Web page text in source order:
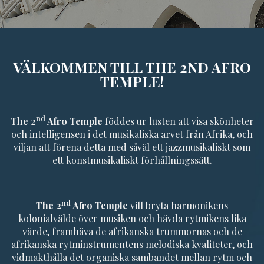
VÄLKOMMEN TILL THE 2ND AFRO
TEMPLE!
The 2nd Afro Temple föddes ur lusten att visa skönheter
och intelligensen i det musikaliska arvet från Afrika, och
viljan att förena detta med såväl ett jazzmusikaliskt som
ett konstmusikaliskt förhållningssätt.
The 2nd Afro Temple vill bryta harmonikens
kolonialvälde över musiken och hävda rytmikens lika
värde, framhäva de afrikanska trummornas och de
afrikanska rytminstrumentens melodiska kvaliteter, och
vidmakthålla det organiska sambandet mellan rytm och